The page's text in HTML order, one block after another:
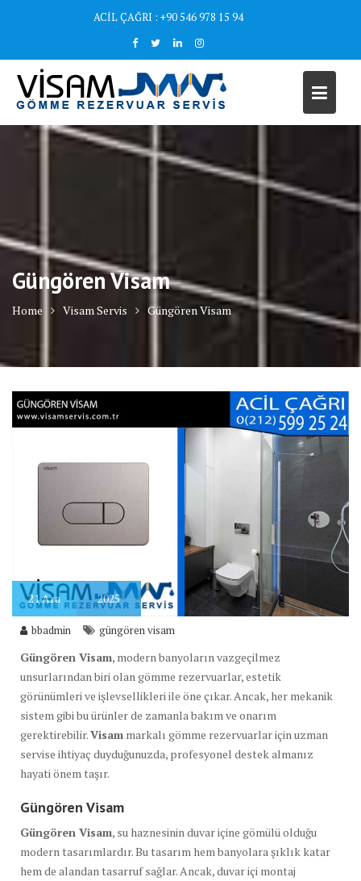
ACİL ÇAĞRI : +90 546 978 15 94
Güngören Visam
Home Visam Servis Güngören Visam
21Ara 2025
bbadmin güngören visam
Güngören Visam, modern banyoların vazgeçilmez
unsurlarından biri olan gömme rezervuarlar, estetik
görünümleri ve işlevsellikleri ile öne çıkar. Ancak, her mekanik
sistem gibi bu ürünler de zamanla bakım ve onarım
gerektirebilir.Visam markalı gömme rezervuarlar için uzman
servise ihtiyaç duyduğunuzda, profesyonel destek almanız
hayati önem taşır.
Güngören Visam
Güngören Visam, su haznesinin duvar içine gömülü olduğu
modern tasarımlardır. Bu tasarım hem banyolara şıklık katar
hem de alandan tasarruf sağlar. Ancak, duvar içi montaj